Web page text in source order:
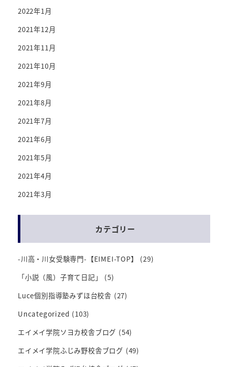
2022年1月
2021年12月
2021年11月
2021年10月
2021年9月
2021年8月
2021年7月
2021年6月
2021年5月
2021年4月
2021年3月
カテゴリー
-川高・川女受験専門-【EIMEI-TOP】
(29)
「小説（風）子育て日記」
(5)
Luce個別指導塾みずほ台校舎 (27)
Uncategorized (103)
エイメイ学院ソヨカ校舎ブログ (54)
エイメイ学院ふじみ野校舎ブログ (49)